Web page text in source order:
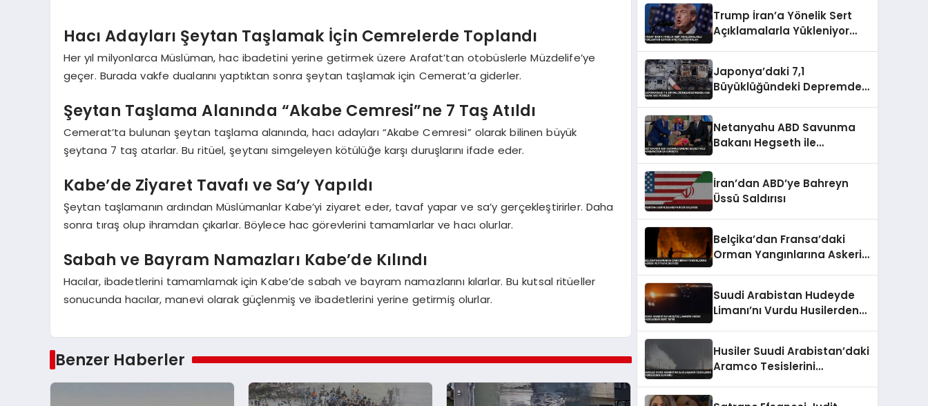
Hacı Adayları Şeytan Taşlamak İçin Cemrelerde Toplandı
Her yıl milyonlarca Müslüman, hac ibadetini yerine getirmek üzere Arafat’tan otobüslerle Müzdelife’ye
geçer. Burada vakfe dualarını yaptıktan sonra şeytan taşlamak için Cemerat’a giderler.
Şeytan Taşlama Alanında “Akabe Cemresi”ne 7 Taş Atıldı
Cemerat’ta bulunan şeytan taşlama alanında, hacı adayları “Akabe Cemresi” olarak bilinen büyük
şeytana 7 taş atarlar. Bu ritüel, şeytanı simgeleyen kötülüğe karşı duruşlarını ifade eder.
Kabe’de Ziyaret Tavafı ve Sa’y Yapıldı
Şeytan taşlamanın ardından Müslümanlar Kabe’yi ziyaret eder, tavaf yapar ve sa’y gerçekleştirirler. Daha
sonra tıraş olup ihramdan çıkarlar. Böylece hac görevlerini tamamlarlar ve hacı olurlar.
Sabah ve Bayram Namazları Kabe’de Kılındı
Hacılar, ibadetlerini tamamlamak için Kabe’de sabah ve bayram namazlarını kılarlar. Bu kutsal ritüeller
sonucunda hacılar, manevi olarak güçlenmiş ve ibadetlerini yerine getirmiş olurlar.
Benzer Haberler
Trump İran’a Yönelik Sert
Açıklamalarla Yükleniyor
Japonya’daki 7,1
Büyüklüğündeki Depremde
Netanyahu ABD Savunma
Bakanı Hegseth ile
İran’dan ABD’ye Bahreyn
Üssü Saldırısı
Belçika’dan Fransa’daki
Orman Yangınlarına Askeri
Suudi Arabistan Hudeyde
Limanı’nı Vurdu Husilerden
Husiler Suudi Arabistan’daki
Aramco Tesislerini